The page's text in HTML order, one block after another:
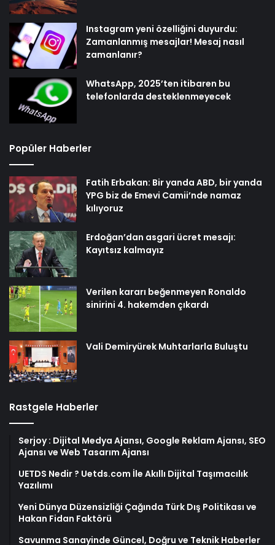
Instagram yeni özelliğini duyurdu:
Zamanlanmış mesajlar! Mesaj nasıl
zamanlanır?
WhatsApp, 2025’ten itibaren bu
telefonlarda desteklenmeyecek
Popüler Haberler
Fatih Erbakan: Bir yanda ABD, bir yanda
YPG biz de Emevi Camii’nde namaz
kılıyoruz
Erdoğan’dan asgari ücret mesajı:
Kayıtsız kalmayız
Verilen kararı beğenmeyen Ronaldo
sinirini 4. hakemden çıkardı
Vali Demiryürek Muhtarlarla Buluştu
Rastgele Haberler
Serjoy : Dijital Medya Ajansı, Google Reklam Ajansı, SEO
Ajansı ve Web Tasarım Ajansı
UETDS Nedir ? Uetds.com İle Akıllı Dijital Taşımacılık
Yazılımı
Yeni Dünya Düzensizliği Çağında Türk Dış Politikası ve
Hakan Fidan Faktörü
Savunma Sanayinde Güncel, Doğru ve Teknik Haberler